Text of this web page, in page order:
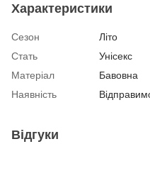
Характеристики
Сезон
Літо
Стать
Унісекс
Матеріал
Бавовна
Наявність
Відгуки